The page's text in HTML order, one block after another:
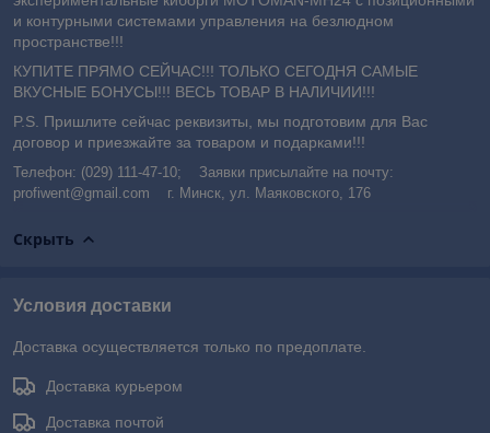
и контурными системами управления на безлюдном
пространстве!!!
КУПИТЕ ПРЯМО СЕЙЧАС!!! ТОЛЬКО СЕГОДНЯ САМЫЕ
ВКУСНЫЕ БОНУСЫ!!! ВЕСЬ ТОВАР В НАЛИЧИИ!!!
P.S. Пришлите сейчас реквизиты, мы подготовим для Вас
договор и приезжайте за товаром и подарками!!!
Телефон: (029) 111-47-10; Заявки присылайте на почту:
profiwent@gmail.com г. Минск, ул. Маяковского, 176
Скрыть
Условия доставки
Доставка осуществляется только по предоплате.
Доставка курьером
Доставка почтой